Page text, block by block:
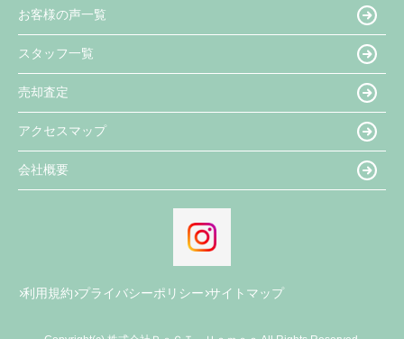
お客様の声一覧
スタッフ一覧
売却査定
アクセスマップ
会社概要
利用規約 プライバシーポリシー サイトマップ